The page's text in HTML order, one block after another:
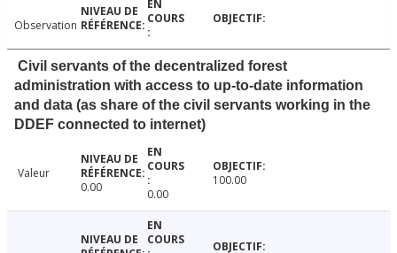
Observation
Civil servants of the decentralized forest
administration with access to up-to-date information
and data (as share of the civil servants working in the
DDEF connected to internet)
Valeur
0.00
0.00
100.00